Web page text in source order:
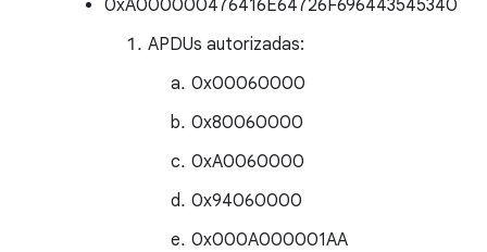
0xA000000476416E64726F696443545340
APDUs autorizadas:
0x00060000
0x80060000
0xA0060000
0x94060000
0x000A000001AA